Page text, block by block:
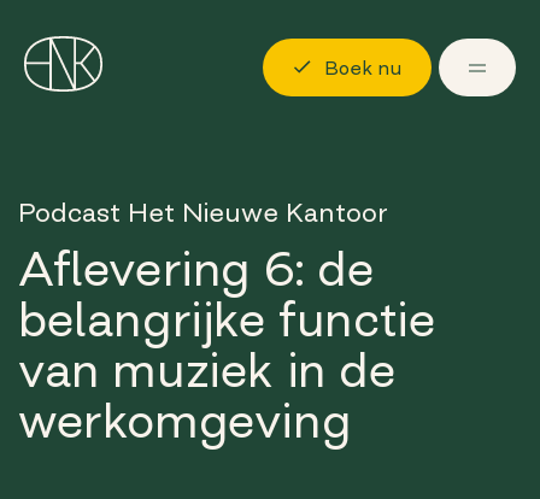
Ontdekken
Locaties
Mogelijkheden
Over ons
Langskomen
Log in Boek nu
Boek nu
Podcast Het Nieuwe Kantoor
Aflevering 6: de
belangrijke functie
van muziek in de
werkomgeving